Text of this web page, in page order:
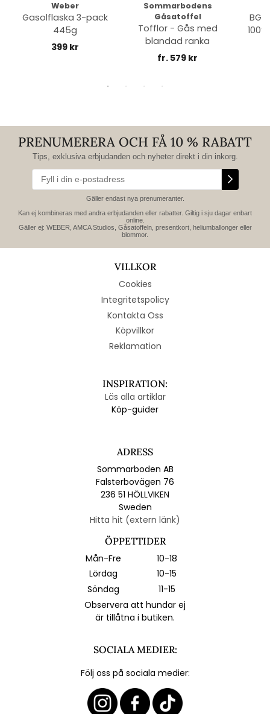
Weber
Gasolflaska 3-pack
445g
399 kr
Sommarbodens
Gåsatoffel
Tofflor - Gås med
blandad ranka
fr. 579 kr
PRENUMERERA OCH FÅ 10 % RABATT
Tips, exklusiva erbjudanden och nyheter direkt i din inkorg.
Gäller endast nya prenumeranter.
Kan ej kombineras med andra erbjudanden eller rabatter. Giltig i sju dagar enbart
online.
Gäller ej: WEBER, AMCA Studios, Gåsatoffeln, presentkort, heliumballonger eller
blommor.
VILLKOR
Cookies
Integritetspolicy
Kontakta Oss
Köpvillkor
Reklamation
INSPIRATION:
Läs alla artiklar
Köp-guider
ADRESS
Sommarboden AB
Falsterbovägen 76
236 51 HÖLLVIKEN
Sweden
Hitta hit (extern länk)
ÖPPETTIDER
Mån-Fre
10-18
Lördag
10-15
Söndag
11-15
Observera att hundar ej
är tillåtna i butiken.
SOCIALA MEDIER:
Följ oss på sociala medier: